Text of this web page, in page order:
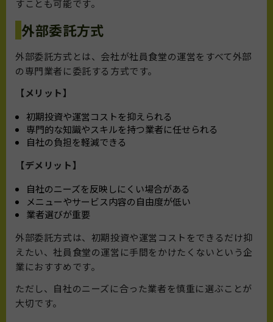
すことも可能です。
外部委託方式
外部委託方式とは、会社が社員食堂の運営をすべて外部
の専門業者に委託する方式です。
【メリット】
初期投資や運営コストを抑えられる
専門的な知識やスキルを持つ業者に任せられる
自社の負担を軽減できる
【デメリット】
自社のニーズを反映しにくい場合がある
メニューやサービス内容の自由度が低い
業者選びが重要
外部委託方式は、初期投資や運営コストをできるだけ抑
えたい、社員食堂の運営に手間をかけたくないという企
業におすすめです。
ただし、自社のニーズに合った業者を慎重に選ぶことが
大切です。